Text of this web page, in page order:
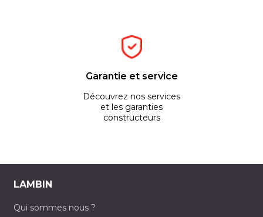
Garantie et service
Découvrez nos services
et les garanties
constructeurs
LAMBIN
Qui sommes nous ?